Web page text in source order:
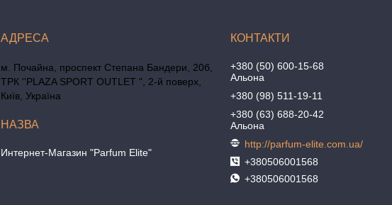
м. Почайна, проспект Степана Бандери, 20б,
ТРК ''PLAZA SPORT OUTLET ", 2-й поверх,
Київ, Україна
Интернет-Магазин "Parfum Elite"
+380 (50) 600-15-68
Альона
+380 (98) 511-19-11
+380 (63) 688-20-42
Альона
http://parfum-elite.com.ua/
+380506001568
+380506001568